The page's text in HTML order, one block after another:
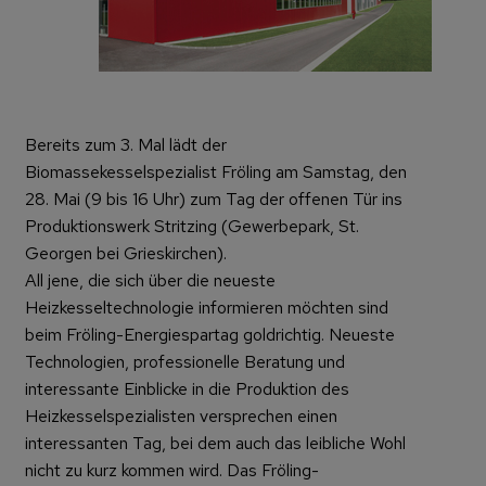
Bereits zum 3. Mal lädt der
Biomassekesselspezialist Fröling am Samstag, den
28. Mai (9 bis 16 Uhr) zum Tag der offenen Tür ins
Produktionswerk Stritzing (Gewerbepark, St.
Georgen bei Grieskirchen).
All jene, die sich über die neueste
Heizkesseltechnologie informieren möchten sind
beim Fröling-Energiespartag goldrichtig. Neueste
Technologien, professionelle Beratung und
interessante Einblicke in die Produktion des
Heizkesselspezialisten versprechen einen
interessanten Tag, bei dem auch das leibliche Wohl
nicht zu kurz kommen wird. Das Fröling-